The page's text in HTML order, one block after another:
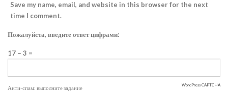
Save my name, email, and website in this browser for the next
time I comment.
Пожалуйста, введите ответ цифрами:
17 − 3 =
Анти-спам: выполните задание WordPress CAPTCHA